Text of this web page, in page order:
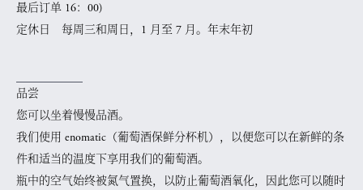
最后订单 16：00)
定休日 每周三和周日，1 月至 7 月。年末年初
品尝
您可以坐着慢慢品酒。
我们使用 enomatic（葡萄酒保鲜分杯机），以便您可以在新鲜的条
件和适当的温度下享用我们的葡萄酒。
瓶中的空气始终被氮气置换，以防止葡萄酒氧化，因此您可以随时